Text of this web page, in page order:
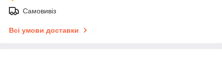
Самовивіз
Всі умови доставки